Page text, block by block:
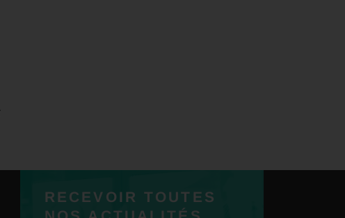
RECEVOIR TOUTES